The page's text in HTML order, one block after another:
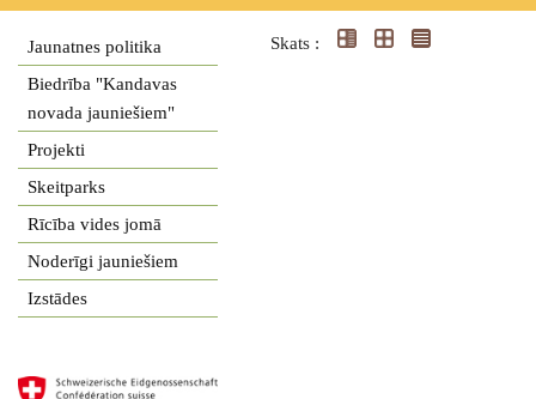
Jaunatnes politika
Biedrība "Kandavas
novada jauniešiem"
Projekti
Skeitparks
Rīcība vides jomā
Noderīgi jauniešiem
Izstādes
Skats :